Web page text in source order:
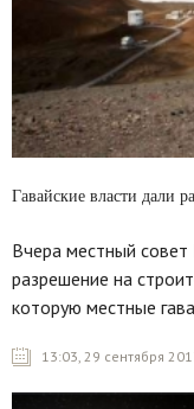
Гавайские власти дали
Вчера местный совет
разрешение на
которую местные
13:03, 29 сентября